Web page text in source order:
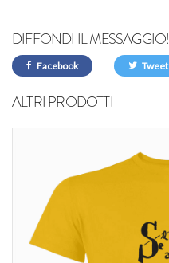
DIFFONDI IL MESSAGGIO!
Facebook Tweet
ALTRI PRODOTTI